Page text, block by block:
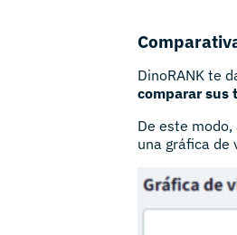
DinoRANK te
comparar sus
De este
una gráfica de